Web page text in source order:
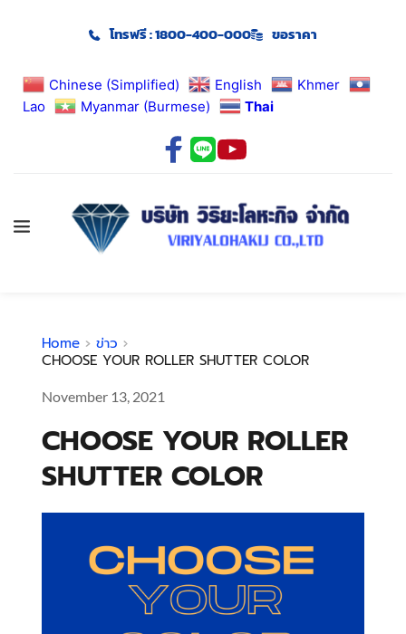
Chinese (Simplified) English
Khmer
Lao
Myanmar (Burmese) Thai
โทรฟรี : 1800-400-000 ขอราคา
Home
ข่าว
CHOOSE YOUR ROLLER SHUTTER COLOR
November 13, 2021
CHOOSE YOUR ROLLER
SHUTTER COLOR